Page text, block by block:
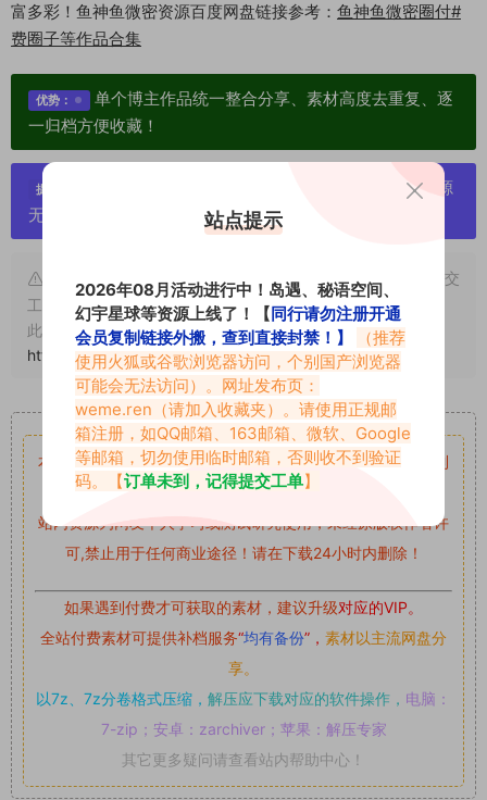
富多彩！鱼神鱼微密资源百度网盘链接参考： 鱼神鱼微密圈付#
费圈子等作品合集
优势：
单个博主作品统一整合分享、素材高度去重复、逐
一归档方便收藏！
提示：
严禁搬运资源链接，一经发现封号处理，素材资源
无露点、需求请绕道，关闭本站网页！
申明：本文资源均来源网友分享，若侵犯了您的权限可以提交
工单处理。
此外本文章皆属于原创文章，转载请注明出处！原文链接：
https://vmiba.top/6812.html
重要声明
本站资源均来自网络分享，如有侵犯你的权益请私信留言
收到
留言后，我们会第一时间进行审核后删除。
站内资源为网友个人学习或测试研究使用，未经原版权作者许
可,禁止用于任何商业途径！请在下载24小时内删除！
如果遇到付费才可获取的素材，建议升级对应的VIP。
全站付费素材可提供补档服务“均有备份”， 素材以主流网盘分
享。
以7z、7z分卷格式压缩， 解压应下载对应的软件操作， 电脑：
7-zip；安卓：zarchiver；苹果：解压专家
其它更多疑问请查看站内帮助中心！
站点提示
2026年08月活动进行中！岛遇、秘语空间、
幻宇星球等资源上线了！【同行请勿注册开通
会员复制链接外搬，查到直接封禁！】
（推荐
使用火狐或谷歌浏览器访问，个别国产浏览器
可能会无法访问）。网址发布页：
weme.ren （请加入收藏夹）。请使用正规邮
箱注册，如QQ邮箱、163邮箱、微软、Google
等邮箱，切勿使用临时邮箱，否则收不到验证
码。【订单未到，记得提交工单】